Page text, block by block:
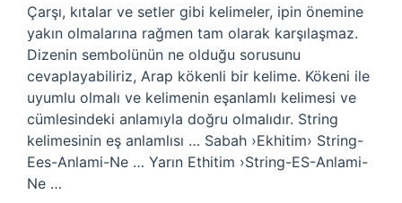
Çarşı, kıtalar ve setler gibi kelimeler, ipin önemine
yakın olmalarına rağmen tam olarak karşılaşmaz.
Dizenin sembolünün ne olduğu sorusunu
cevaplayabiliriz, Arap kökenli bir kelime. Kökeni ile
uyumlu olmalı ve kelimenin eşanlamlı kelimesi ve
cümlesindeki anlamıyla doğru olmalıdır. String
kelimesinin eş anlamlısı … Sabah ›Ekhitim› String-
Ees-Anlami-Ne … Yarın Ethitim ›String-ES-Anlami-
Ne …